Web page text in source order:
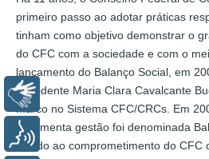
primeiro passo ao adotar práticas
tinham como objetivo demonstrar o
do CFC com a sociedade e com o
lançamento do Balanço Social, em
presidente Maria Clara Cavalcante
marco no Sistema CFC/CRCs. Em
ferramenta gestão foi denominada
devido ao comprometimento do CFC
Libras
Voz